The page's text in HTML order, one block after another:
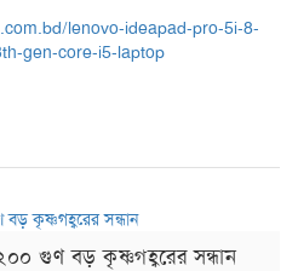
গুণ বড় কৃষ্ণগহ্বরের সন্ধান